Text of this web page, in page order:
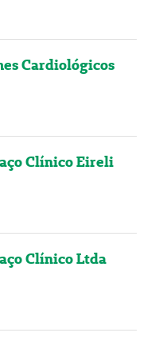
Cardiológicos
Clínico Eireli
Clínico Ltda